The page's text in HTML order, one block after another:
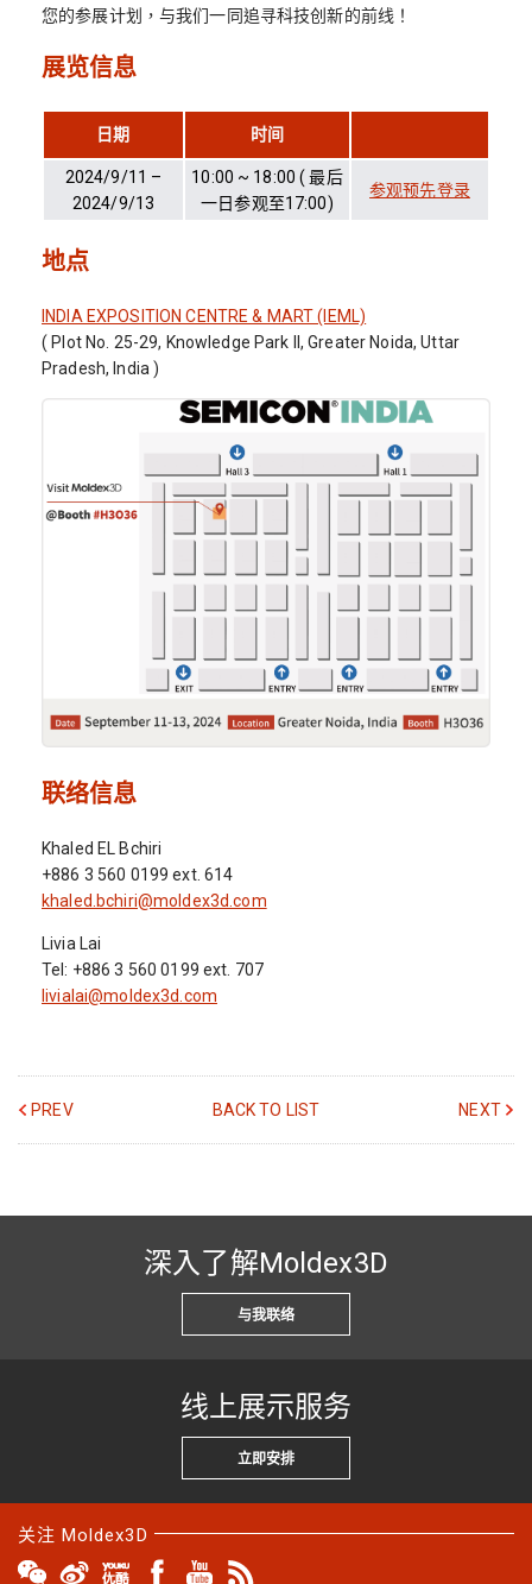
您的参展计划，与我们一同追寻科技创新的前线！
展览信息
日期 时间
2024/9/11 –
2024/9/13
10:00 ~ 18:00 ( 最后
一日参观至17:00)
参观预先登录
地点
INDIA EXPOSITION CENTRE & MART (IEML)
( Plot No. 25-29, Knowledge Park II, Greater Noida, Uttar
Pradesh, India )
联络信息
Khaled EL Bchiri
+886 3 560 0199 ext. 614
khaled.bchiri@moldex3d.com
Livia Lai
Tel: +886 3 560 0199 ext. 707
livialai@moldex3d.com
PREV BACK TO LIST NEXT
深入了解Moldex3D
与我联络
线上展示服务
立即安排
关注 Moldex3D